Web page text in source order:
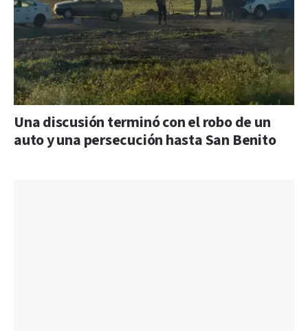
Una discusión terminó con el robo de un
auto y una persecución hasta San Benito